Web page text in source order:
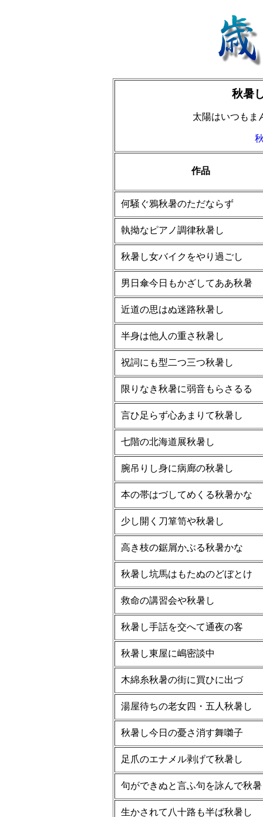
秋暑
太陽はいつも
作品
何騒ぐ鴉秋暑のただならず
執拗なピアノ調律秋暑し
秋暑し女バイクをやり過ごし
男日傘今日もかざしてああ秋暑
近道の思はぬ迷路秋暑し
半身は他人の重さ秋暑し
祝詞にも型二つ三つ秋暑し
限りなき秋暑に弱音もらさるる
言ひ足らず心あまりて秋暑し
七階の北海道展秋暑し
腕吊りし身に病廊の秋暑し
本の帯はづしてめくる秋暑かな
少し開く刀箪笥や秋暑し
高き枝の鋸屑かぶる秋暑かな
秋暑し坑馬はもたぬのどぼとけ
救命の講習会や秋暑し
秋暑し手話を交へて通夜の客
秋暑し東屋に嶋密談中
木綿糸秋暑の街に買ひに出づ
湯屋待ちの老女四・五人秋暑し
秋暑し今日の憂さ消す舞囃子
足爪のエナメル剥げて秋暑し
句ができぬと言ふ句を詠んで秋
生かされて八十路も半ば秋暑し